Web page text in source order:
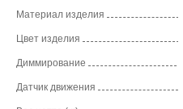
Материал изделия
Цвет изделия
Диммирование
Датчик движения